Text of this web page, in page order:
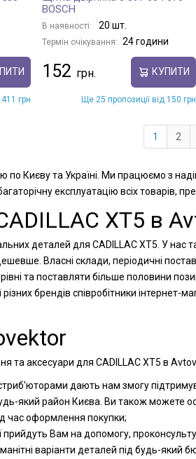
грн
BOSCH
В наявності: 20 шт.
Термін очікування: 24 години
152 КУПИТИ
Ще 25 пропозиції від 150 грн
1 2
Києву та Україні. Ми працюємо з
експлуатацію всіх товарів,
XT5 в
деталей для CADILLAC XT5. У нас
Власні склади, періодичні
та поставляти більше половини
брендів співробітники
та аксесуари для CADILLAC XT5 в
дають нам змогу
який район Києва. Ви також можете
час оформлення покупки;
Вам на допомогу,
варіанти деталей під будь-який